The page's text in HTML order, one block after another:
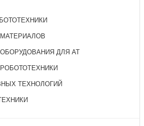
ДЛЯ АТ
ТЕХНОЛОГИЙ